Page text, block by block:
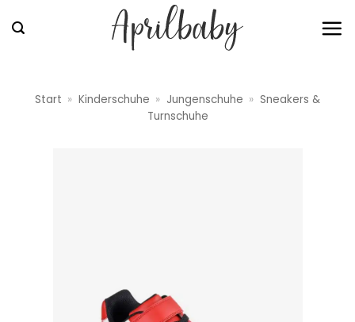
Inhalt
Start » Kinderschuhe » Jungenschuhe » Sneakers &
Turnschuhe